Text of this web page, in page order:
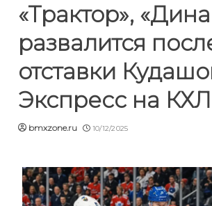
«Трактор»,
развалится
отставки
Экспресс на КХЛ
bmxzone.ru 10/12/2025